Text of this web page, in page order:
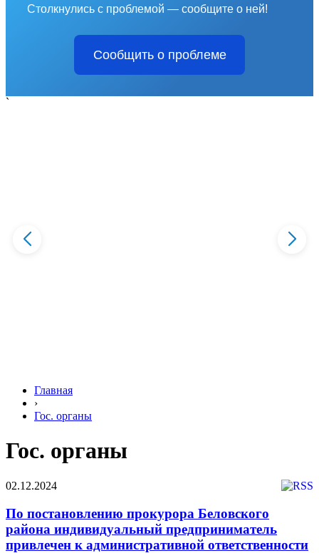
Столкнулись с проблемой — сообщите о ней!
Сообщить о проблеме
`
Главная
›
Гос. органы
Гос. органы
02.12.2024
По постановлению прокурора Беловского
района индивидуальный предприниматель
привлечен к административной ответственности